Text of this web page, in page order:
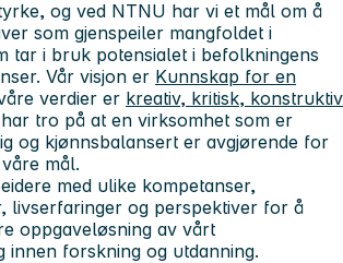
og ved NTNU har vi et mål om å
som gjenspeiler mangfoldet i
tar i bruk potensialet i befolkningens
Vår visjon er Kunnskap for en
verdier er kreativ, kritisk, konstruktiv
tro på at en virksomhet som er
og kjønnsbalansert er avgjørende for
mål.
med ulike kompetanser,
livserfaringer og perspektiver for å
oppgaveløsning av vårt
innen forskning og utdanning.